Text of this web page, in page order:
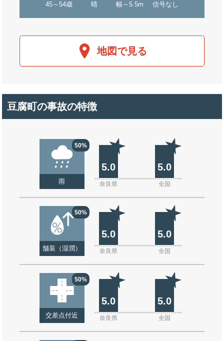
45～54歳 晴 幅～5.5m 信号なし
地図で見る
豆腐町の事故の特徴
50%
雨
5.0 5.0
奈良県 全国
50%
舗装（湿潤）
5.0 5.0
奈良県 全国
50%
交差点付近
5.0 5.0
奈良県 全国